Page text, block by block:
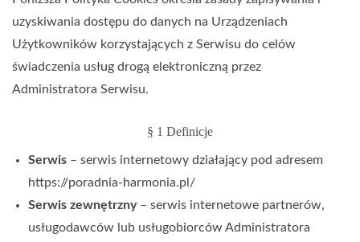
uzyskiwania dostępu do danych na Urządzeniach
Użytkowników korzystających z Serwisu do celów
świadczenia usług drogą elektroniczną przez
Administratora Serwisu.
§ 1 Definicje
Serwis – serwis internetowy działający pod adresem
https://poradnia-harmonia.pl/
Serwis zewnętrzny– serwis internetowe partnerów,
usługodawców lub usługobiorców Administratora